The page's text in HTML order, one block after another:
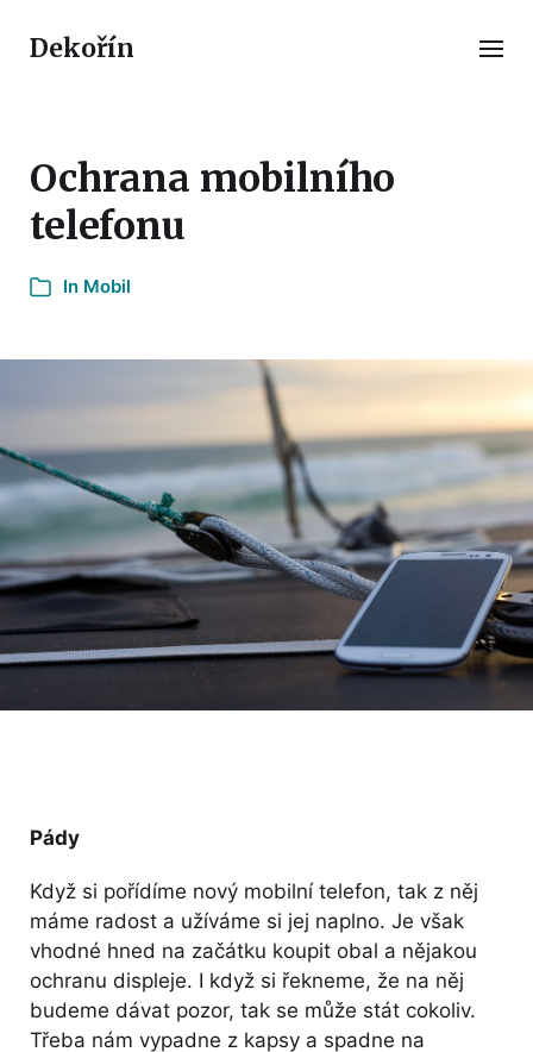
Dekořín
Ochrana mobilního
telefonu
In Mobil
Pády
Když si pořídíme nový mobilní telefon, tak z něj
máme radost a užíváme si jej naplno. Je však
vhodné hned na začátku koupit obal a nějakou
ochranu displeje. I když si řekneme, že na něj
budeme dávat pozor, tak se může stát cokoliv.
Třeba nám vypadne z kapsy a spadne na